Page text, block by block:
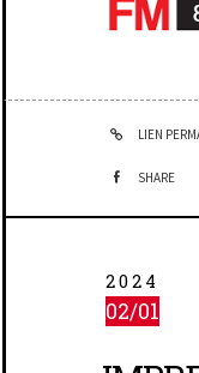
LIEN
SHARE
2024
02/01